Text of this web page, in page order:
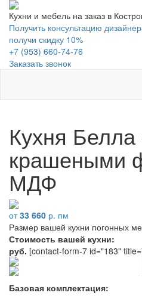
Кухни и мебель на заказ в
Получить консультацию
получи скидку 10%
+7 (953) 660-74-76
Заказать звонок
Кухня Белла
крашеными
МДФ
от33 660 р. пм
Размер вашей кухни погонных
Стоимость вашей кухни:
руб. [contact-form-7 id="183"
Базовая комплектация: